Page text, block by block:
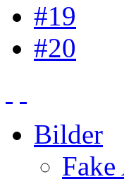
#19
#20
Bilder